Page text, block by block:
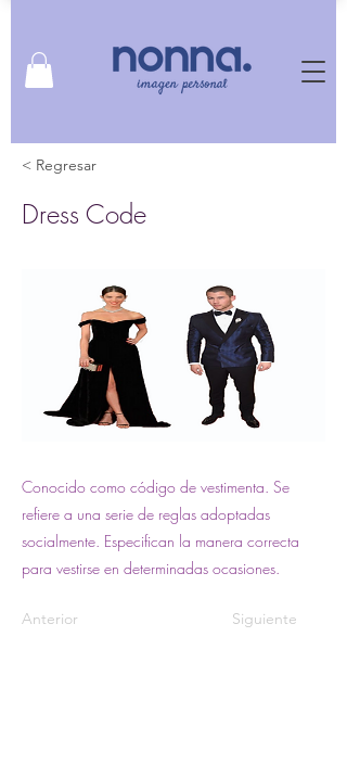
< Regresar
Dress Code
Conocido como código de vestimenta. Se
refiere a una serie de reglas adoptadas
socialmente. Especifican la manera correcta
para vestirse en determinadas ocasiones.
Anterior Siguiente